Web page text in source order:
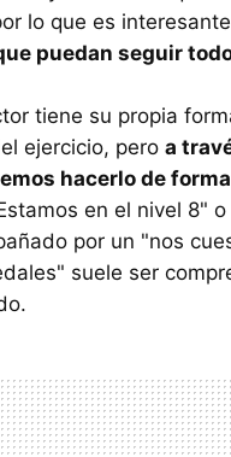
lo que es interesante
puedan seguir
tiene su propia
ejercicio, pero a
hacerlo de
en el nivel 8"
por un "nos
suele ser